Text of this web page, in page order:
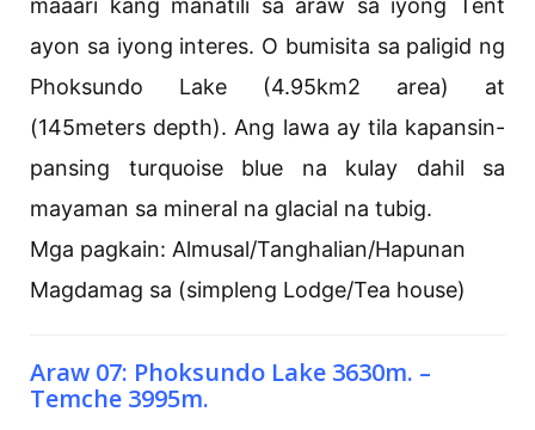
ayon sa iyong interes. O bumisita sa paligid ng
Phoksundo Lake (4.95km2 area) at
(145meters depth). Ang lawa ay tila kapansin-
pansing turquoise blue na kulay dahil sa
mayaman sa mineral na glacial na tubig.
Mga pagkain: Almusal/Tanghalian/Hapunan
Magdamag sa (simpleng Lodge/Tea house)
Araw 07: Phoksundo Lake 3630m. –
Temche 3995m.